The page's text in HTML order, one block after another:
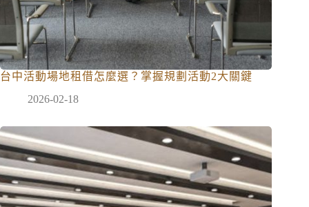
台中活動場地租借怎麼選？掌握規劃活動2大關鍵
2026-02-18